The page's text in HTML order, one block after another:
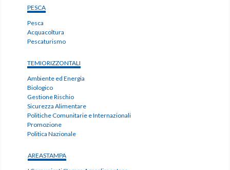
PESCA
Pesca
Acquacoltura
Pescaturismo
TEMIORIZZONTALI
Ambiente ed Energia
Biologico
Gestione Rischio
Sicurezza Alimentare
Politiche Comunitarie e Internazionali
Promozione
Politica Nazionale
AREASTAMPA